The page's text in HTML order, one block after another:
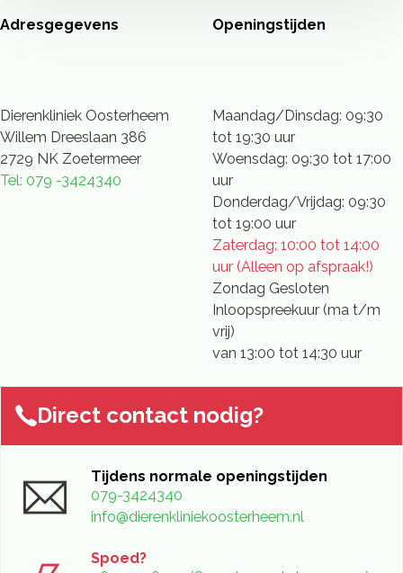
Adresgegevens
Dierenkliniek Oosterheem
Willem Dreeslaan 386
2729 NK Zoetermeer
Tel: 079 -3424340
Openingstijden
Maandag/Dinsdag: 09:30
tot 19:30 uur
Woensdag: 09:30 tot 17:00
uur
Donderdag/Vrijdag: 09:30
tot 19:00 uur
Zaterdag: 10:00 tot 14:00
uur (Alleen op afspraak!)
Zondag Gesloten
Inloopspreekuur (ma t/m
vrij)
van 13:00 tot 14:30 uur
Direct contact nodig?
Tijdens normale openingstijden
079-3424340
info@dierenkliniekoosterheem.nl
Spoed?